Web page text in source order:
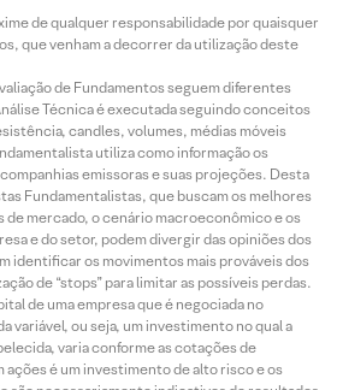
de qualquer responsabilidade por quaisquer
que venham a decorrer da utilização deste
de Fundamentos seguem diferentes
Técnica é executada seguindo conceitos
candles, volumes, médias móveis
utiliza como informação os
emissoras e suas projeções. Desta
Fundamentalistas, que buscam os melhores
de mercado, o cenário macroeconômico e os
e do setor, podem divergir das opiniões dos
identificar os movimentos mais prováveis dos
de “stops” para limitar as possíveis perdas.
de uma empresa que é negociada no
variável, ou seja, um investimento no qual a
varia conforme as cotações de
ações é um investimento de alto risco e os